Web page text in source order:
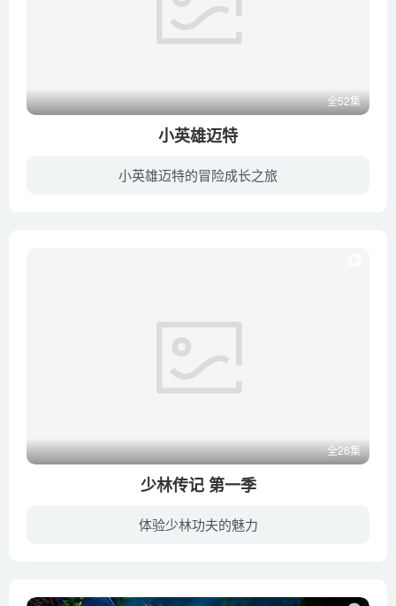
全52集
小英雄迈特
小英雄迈特的冒险成长之旅
全26集
少林传记 第一季
体验少林功夫的魅力